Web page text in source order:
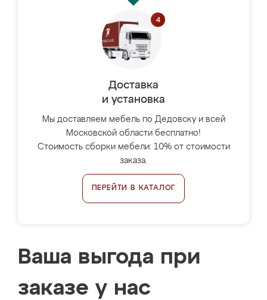
Доставка
и установка
Мы доставляем мебель по Дедовску и всей
Московской области бесплатно!
Стоимость сборки мебели: 10% от стоимости
заказа.
ПЕРЕЙТИ В КАТАЛОГ
Ваша выгода при
заказе у нас